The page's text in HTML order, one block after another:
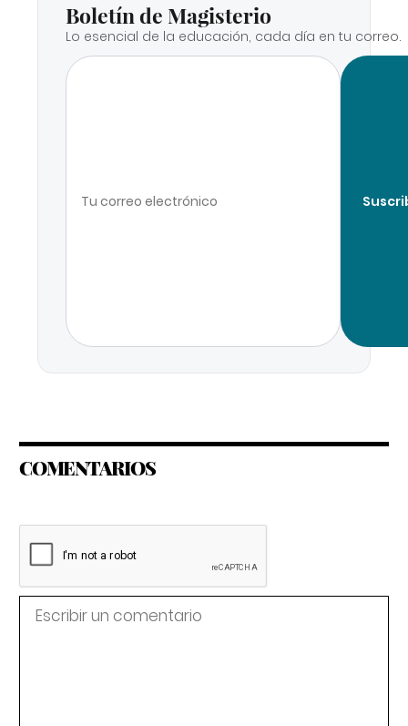
Boletín de Magisterio
Lo esencial de la educación, cada día en tu correo.
COMENTARIOS